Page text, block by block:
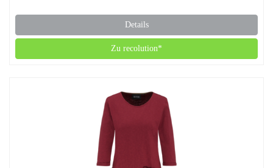
Details
Zu recolution*